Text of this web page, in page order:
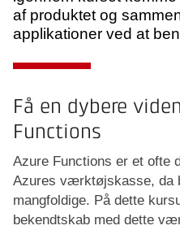
af produktet og
applikationer ved at
Få en dybere
Functions
Azure Functions er et ofte
Azures værktøjskasse, da
mangfoldige. På dette
bekendtskab med dette